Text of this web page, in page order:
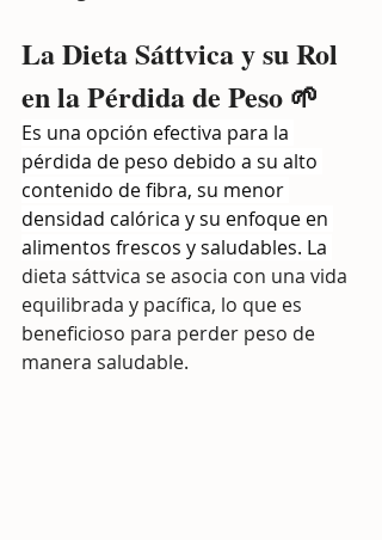
La Dieta Sáttvica y su Rol
en la Pérdida de Peso 🌱
Es una opción efectiva para la
pérdida de peso debido a su alto
contenido de fibra, su menor
densidad calórica y su enfoque en
alimentos frescos y saludables. La
dieta sáttvica se asocia con una vida
equilibrada y pacífica, lo que es
beneficioso para perder peso de
manera saludable.